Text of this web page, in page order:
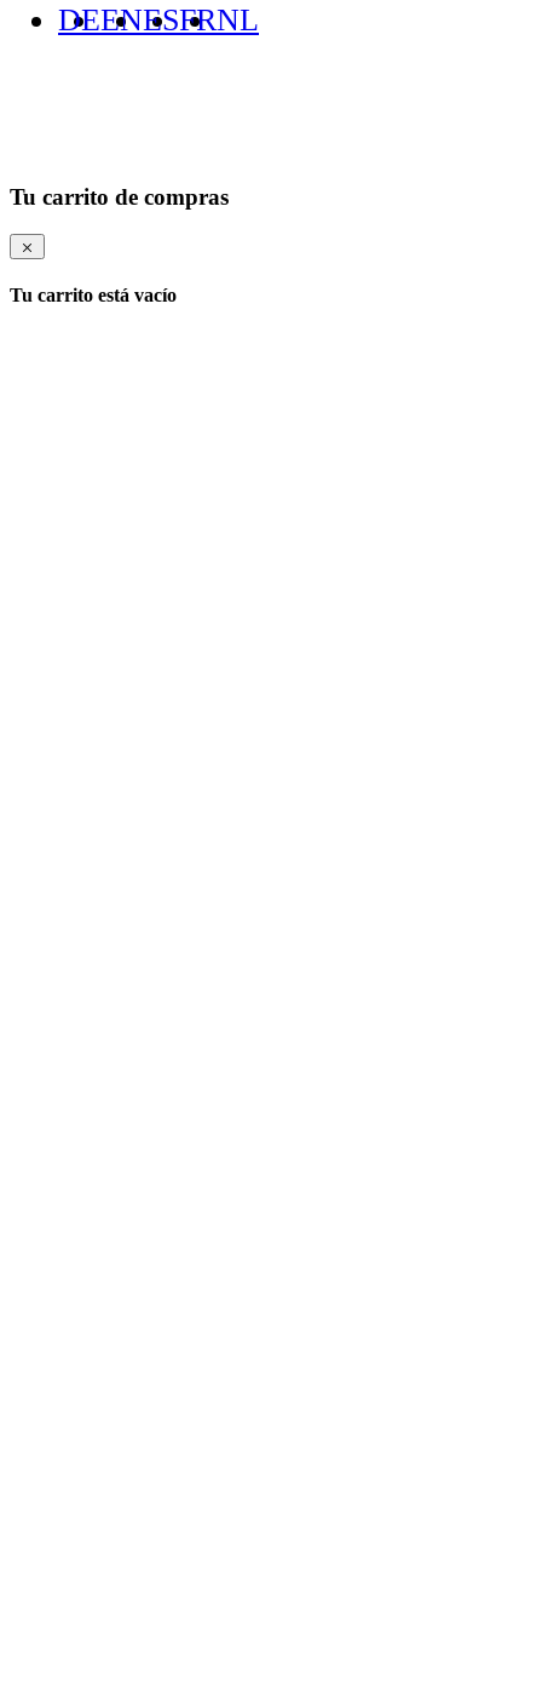
DEENESFRNL
Tu carrito de compras
Tu carrito está vacío